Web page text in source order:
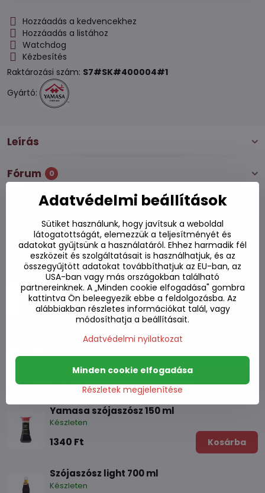
Hozzáadás a kedvencekhez
Hozzáadás a listához
Watchdog
Kézbesítés
Raktározási szám: S7#SK#400004#1
Gyártó:
Leírás
Fórum 0
Alternatív termékek
Gluténmentes szójaszósz Kikkoman 250ml
Készleten
2600 Ft Kosárba
Szójaszósz Jin Gold F3 860ml
Készleten
Yamasa szójaszósz 150 ml
Készleten
1340 Ft Kosárba
Szójaszósz light 700 ml
Készleten
Adatvédelmi beállítások
Sütiket használunk, hogy javítsuk a weboldal
látogatottságát, elemezzük a teljesítményét és
adatokat gyűjtsünk a használatáról. Ehhez harmadik fél
eszközeit és szolgáltatásait is használhatjuk, és az
összegyűjtött adatokat továbbíthatjuk az EU-ban, az
USA-ban vagy más országokban található
partnereinknek. A „Minden cookie elfogadása" gombra
kattintva Ön beleegyezik ebbe a feldolgozásba. Az
alábbiakban részletes információkat talál, vagy
módosíthatja a beállításait.
Adatvédelmi nyilatkozat
Részletek megjelenítése
Minden cookie elfogadása